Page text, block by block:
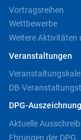
Vortragsreihen
Wettbewerbe
Weitere Aktivitäten
Veranstaltungen
DB-
DPG-
Aktuelle
Ehrungen der DPG